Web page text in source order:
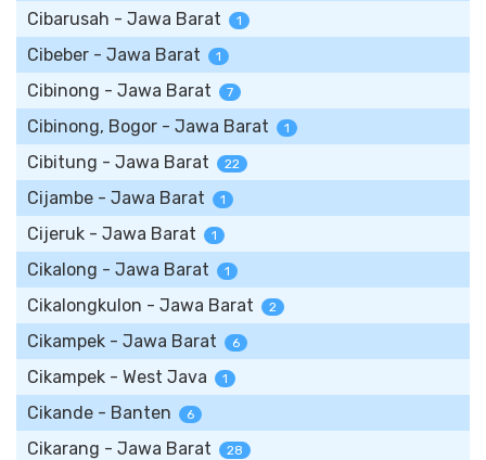
Cibarusah - Jawa Barat 1
Cibeber - Jawa Barat 1
Cibinong - Jawa Barat 7
Cibinong, Bogor - Jawa Barat 1
Cibitung - Jawa Barat 22
Cijambe - Jawa Barat 1
Cijeruk - Jawa Barat 1
Cikalong - Jawa Barat 1
Cikalongkulon - Jawa Barat 2
Cikampek - Jawa Barat 6
Cikampek - West Java 1
Cikande - Banten 6
Cikarang - Jawa Barat 28